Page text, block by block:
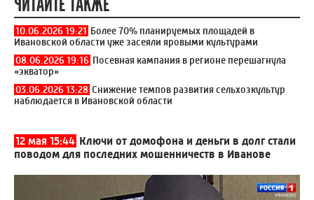
10.06.2026 19:21 Более 70% планируемых площадей в
Ивановской области уже засеяли яровыми культурами
08.06.2026 19:16 Посевная кампания в регионе перешагнула
«экватор»
03.06.2026 13:28 Снижение темпов развития сельхозкультур
наблюдается в Ивановской области
12 мая 15:44 Ключи от домофона и деньги в долг стали
поводом для последних мошенничеств в Иванове